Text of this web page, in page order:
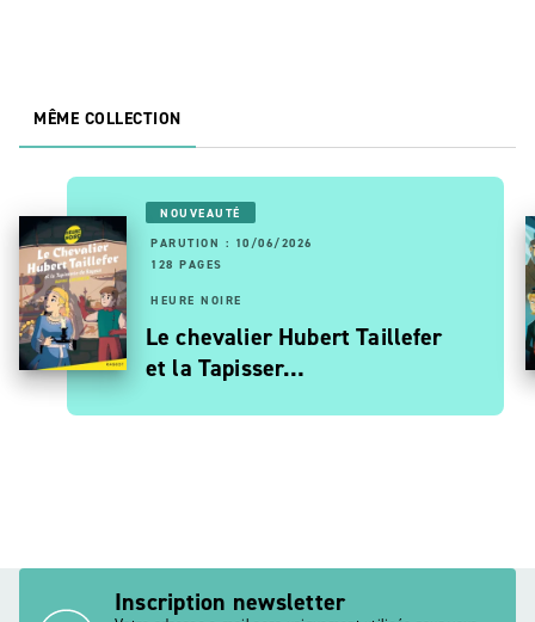
MÊME COLLECTION
NOUVEAUTÉ
PARUTION : 10/06/2026
128 PAGES
HEURE NOIRE
Le chevalier Hubert Taillefer
et la Tapisser…
Inscription newsletter